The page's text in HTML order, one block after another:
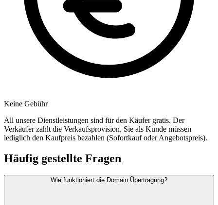
Keine Gebühr
All unsere Dienstleistungen sind für den Käufer gratis. Der
Verkäufer zahlt die Verkaufsprovision. Sie als Kunde müssen
lediglich den Kaufpreis bezahlen (Sofortkauf oder Angebotspreis).
Häufig gestellte Fragen
Wie funktioniert die Domain Übertragung?